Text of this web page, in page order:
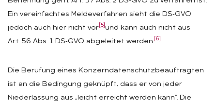
Ein vereinfachtes Meldeverfahren sieht die DS‑GVO
jedoch auch hier nicht vor [5] und kann auch nicht aus
Art. 56 Abs. 1 DS‑GVO abgeleitet werden. [6]
Die Berufung eines Konzerndatenschutzbeauftragten
ist an die Bedingung geknüpft, dass er von jeder
Niederlassung aus „leicht erreicht werden kann“. Die